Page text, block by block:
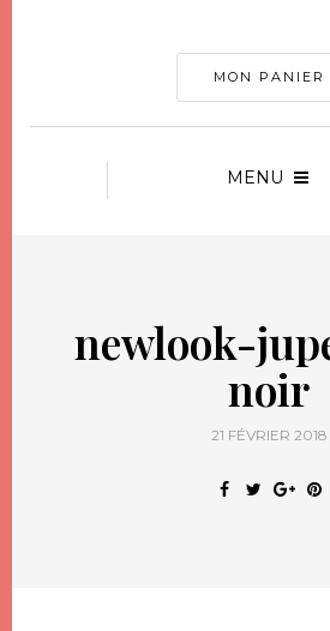
MON PANIER
MENU
newlook-
noir
21 FÉVRIER 2018